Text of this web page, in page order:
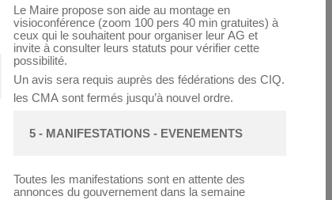
Le Maire propose son aide au montage en
visioconférence (zoom 100 pers 40 min gratuites) à
ceux qui le souhaitent pour organiser leur AG et
invite à consulter leurs statuts pour vérifier cette
possibilité.
Un avis sera requis auprès des fédérations des CIQ.
les CMA sont fermés jusqu’à nouvel ordre.
5 - MANIFESTATIONS - EVENEMENTS
Toutes les manifestations sont en attente des
annonces du gouvernement dans la semaine